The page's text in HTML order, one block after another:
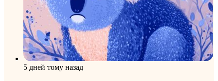
5 дней тому назад